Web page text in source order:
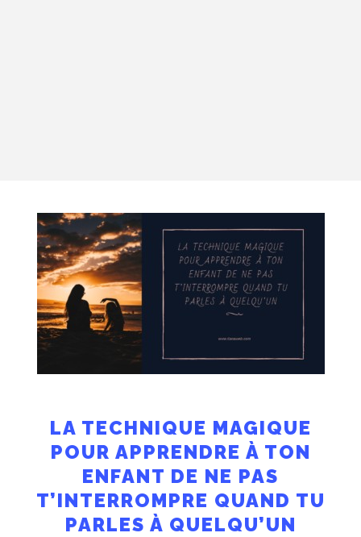
LA TECHNIQUE MAGIQUE
POUR APPRENDRE À TON
ENFANT DE NE PAS
T’INTERROMPRE QUAND TU
PARLES À QUELQU’UN